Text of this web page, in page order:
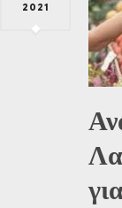
2021